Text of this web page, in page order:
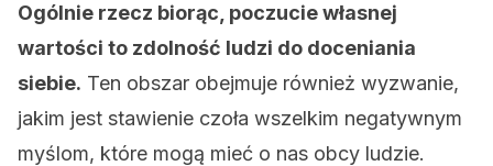
Ogólnie rzecz biorąc, poczucie własnej
wartości to zdolność ludzi do doceniania
siebie. Ten obszar obejmuje również wyzwanie,
jakim jest stawienie czoła wszelkim negatywnym
myślom, które mogą mieć o nas obcy ludzie.